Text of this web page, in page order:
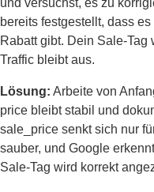
bereits festgestellt, dass
Rabatt gibt. Dein Sale-
Traffic bleibt aus.
Lösung: Arbeite von
price bleibt stabil und
sale_price senkt sich nur
sauber, und Google
Sale-Tag wird korrekt